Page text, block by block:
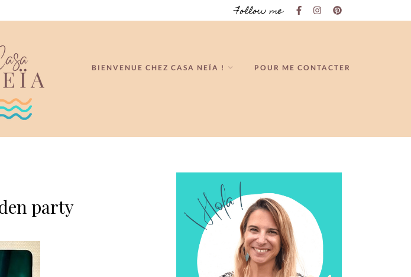
Follow me
BIENVENUE CHEZ CASA NEÏA ! POUR ME CONTACTER
party